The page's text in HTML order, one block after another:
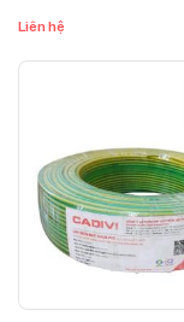
Liên hệ